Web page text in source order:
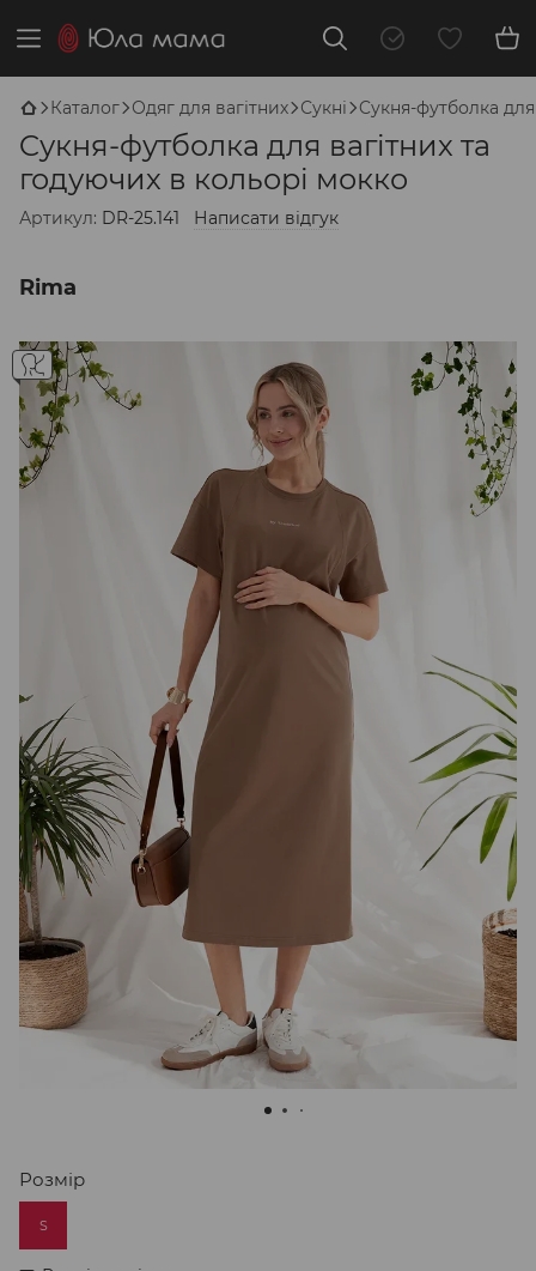
Каталог Одяг для вагітних Сукні Cукня-футболка
Cукня-футболка для вагітних та
годуючих в кольорі мокко
Артикул: DR-25.141 Написати відгук
Rima
Розмір
S